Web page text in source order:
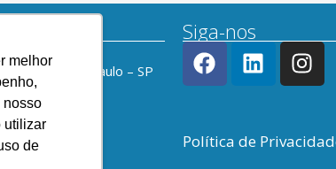
melhor
nosso
utilizar
de
1236 – São Paulo – SP
– SP
Siga-nos
Política de